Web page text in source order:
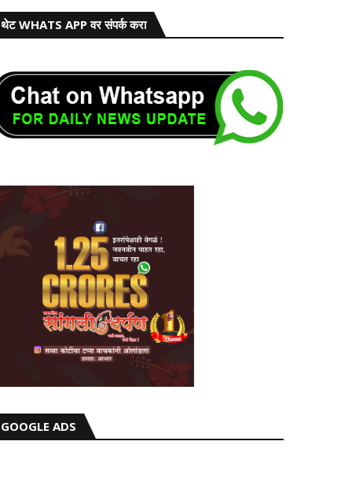
थेट WHATS APP वर संपर्क करा
GOOGLE ADS